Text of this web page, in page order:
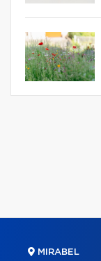
MIRABEL